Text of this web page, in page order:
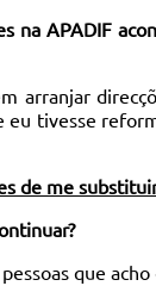
na APADIF
arranjar
eu tivesse
de me
que